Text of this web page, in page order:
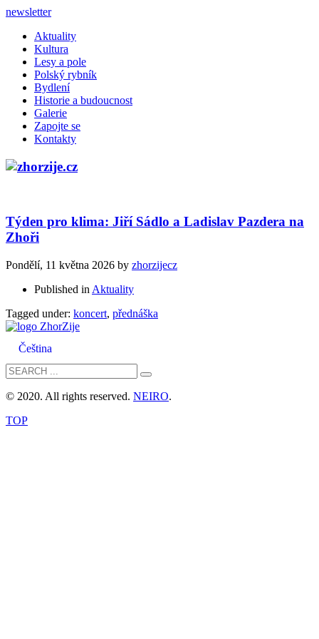
newsletter
Aktuality
Kultura
Lesy a pole
Polský rybník
Bydlení
Historie a budoucnost
Galerie
Zapojte se
Kontakty
Týden pro klima: Jiří Sádlo a Ladislav Pazdera na
Zhoři
Pondělí, 11 května 2026 by zhorzijecz
Published in Aktuality
Tagged under: koncert, přednáška
Čeština
© 2020. All rights reserved. NEIRO.
TOP